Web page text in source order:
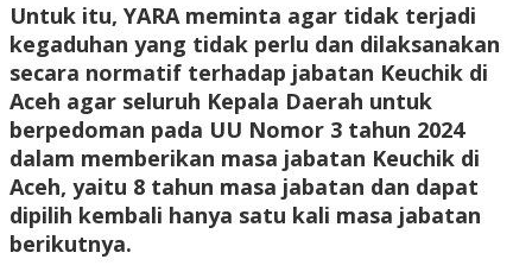
Untuk itu, YARA meminta agar tidak terjadi
kegaduhan yang tidak perlu dan dilaksanakan
secara normatif terhadap jabatan Keuchik di
Aceh agar seluruh Kepala Daerah untuk
berpedoman pada UU Nomor 3 tahun 2024
dalam memberikan masa jabatan Keuchik di
Aceh, yaitu 8 tahun masa jabatan dan dapat
dipilih kembali hanya satu kali masa jabatan
berikutnya.